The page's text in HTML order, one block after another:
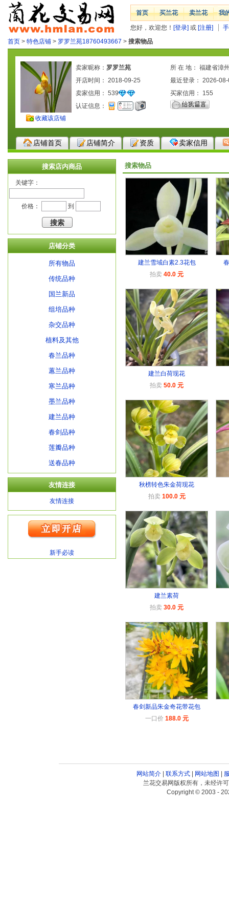
首页 买兰花 卖兰花 我
您好，欢迎您！ [登录] 或 [注册]
首页 > 特色店铺 > 罗罗兰苑18760493667 > 搜索物品
收藏该店铺
卖家昵称： 罗罗兰苑
所 在 地： 福建省漳
开店时间： 2018-09-25
最近登录： 2026-
卖家信用： 539 买家信用： 155
认证信息：
店铺首页 店铺简介 资质 卖家信用
搜索店内商品
关键字：
价格： 到
店铺分类
所有物品
传统品种
国兰新品
组培品种
杂交品种
植料及其他
春兰品种
蕙兰品种
寒兰品种
墨兰品种
建兰品种
春剑品种
莲瓣品种
送春品种
友情连接
友情连接
新手必读
搜索物品
建兰雪域白素2.3花包
拍卖 40.0 元
建兰白荷现花
拍卖 50.0 元
秋榜转色朱金荷现花
拍卖 100.0 元
建兰素荷
拍卖 30.0 元
春剑新品朱金奇花带花包
一口价 188.0 元
网站简介| 联系方式| 网站地图 |
兰花交易网版权所有，未经许
Copyright © 2003 -